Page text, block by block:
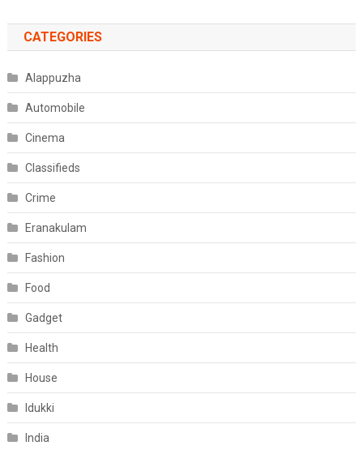
CATEGORIES
Alappuzha
Automobile
Cinema
Classifieds
Crime
Eranakulam
Fashion
Food
Gadget
Health
House
Idukki
India